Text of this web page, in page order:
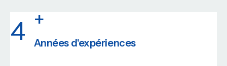
4 +
Années d'expériences